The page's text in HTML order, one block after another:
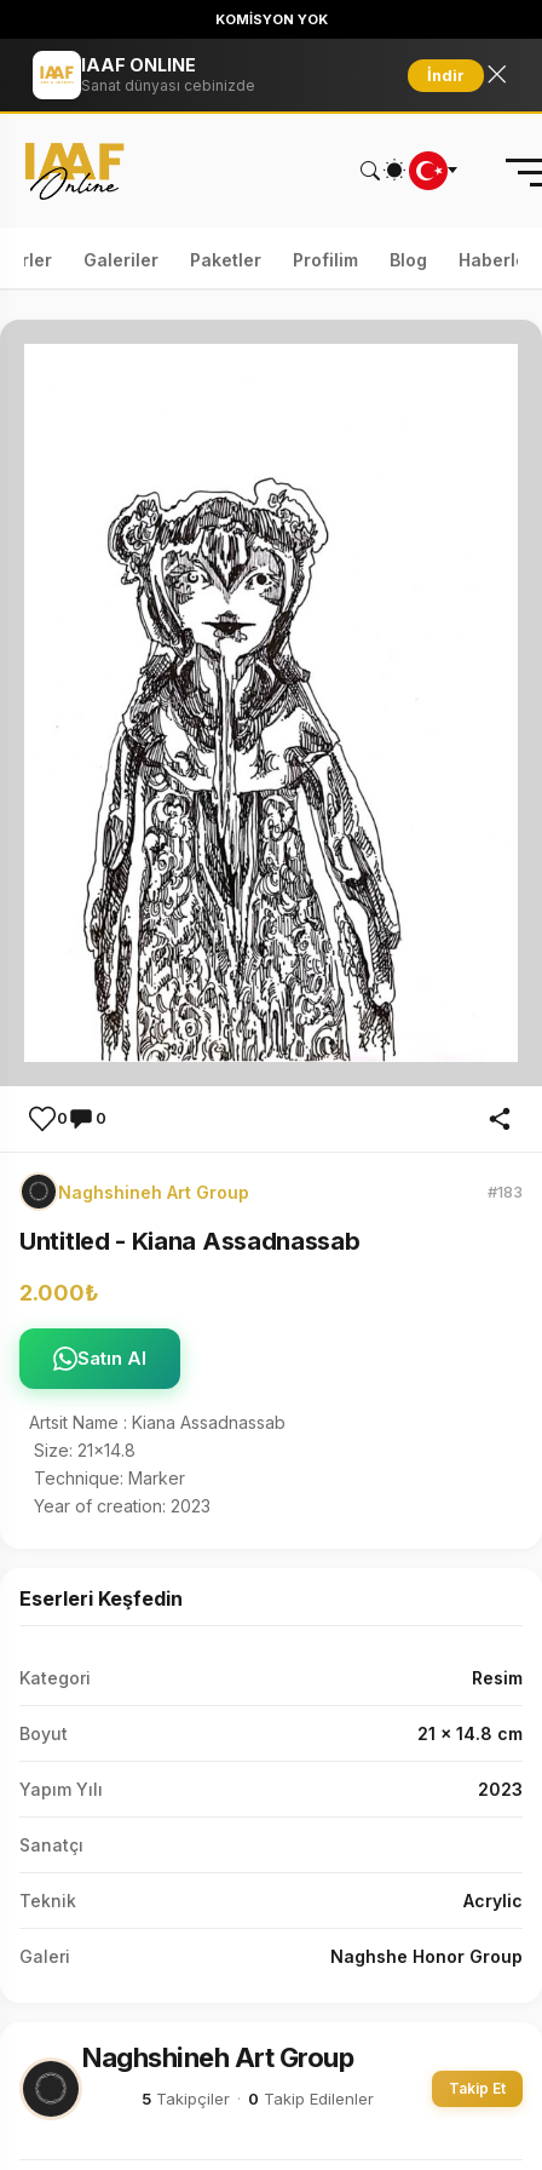
KOMİSYON YOK
IAAF ONLINE
Sanat dünyası cebinizde
İndir
Galeriler Paketler Profilim Blog Haberler
0 0
Naghshineh Art Group #183
Untitled - Kiana Assadnassab
2.000₺
Satın Al
Artsit Name : Kiana Assadnassab
Year of creation: 2023
Eserleri Keşfedin
Kategori Resim
Boyut 21 x 14.8 cm
Yapım Yılı 2023
Sanatçı
Teknik Acrylic
Galeri Naghshe Honor Group
Naghshineh Art Group
5Takipçiler · 0 Takip Edilenler
Takip Et